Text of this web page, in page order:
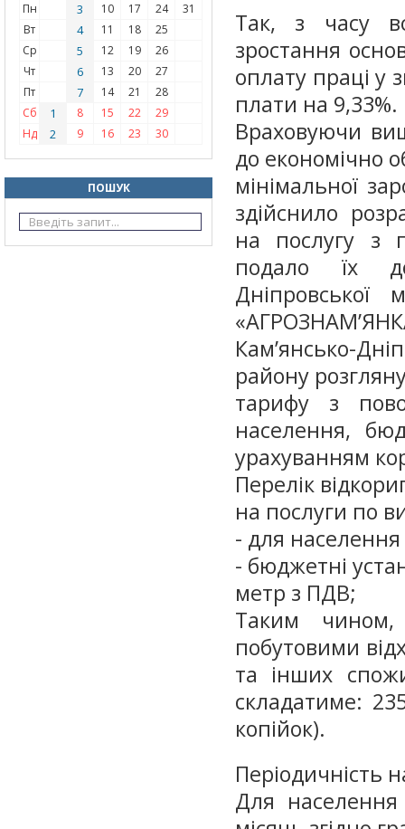
Пн 3 10 17 24
31
Вт
4 11 18
25
Ср
5 12 19
26
Чт
6 13 20
27
Пт
7 14 21
28
Сб
1 8 15 22
29
Нд
2 9 16 23 30
ПОШУК
Так, з часу
зростання
оплату праці у
плати на 9,33%.
Враховуючи
до економічно
мінімальної
здійснило
на послугу з
подало їх
Дніпровської
Кам’янсько-
району
тарифу з
населення,
урахуванням
Перелік
на послуги по
- для
- бюджетні
метр з ПДВ;
Таким
побутовими
та інших
складатиме:
копійок).
Періодичність
Для